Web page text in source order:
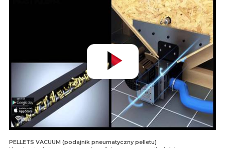
PELLETS VACUUM (podajnik pneumatyczny pelletu)